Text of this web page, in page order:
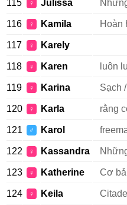
115 ♀ Julissa
116 ♀ Kamila Hoàn
117 ♀ Karely
118 ♀ Karen luôn
119 ♀ Karina Sạch
120 ♀ Karla rằng
121 ♂ Karol
122 ♀ Kassandra
123 ♀ Katherine Cơ
124 ♀ Keila Citadel